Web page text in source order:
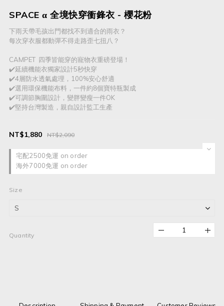
SPACE α 全境快穿衝鋒衣 - 櫻花粉
下雨天帶毛孩出門都找不到適合的雨衣？
每次穿衣服都動彈不得走路歪七扭八？
CAMPET  四季皆能穿的寵物衣重磅登場！
✔️延續機能衣獨家設計5秒快穿
✔️4層防水透氣處理，100%安心舒適
✔️選用環保機能布料，一件約8個寶特瓶製成
✔️可調節胸圍設計，變胖變瘦一件OK
✔️堅持台灣製造，親自設計監工生產
宅配2500免運 on order
海外7000免運 on order
NT$2,090
NT$1,880
Size
Quantity